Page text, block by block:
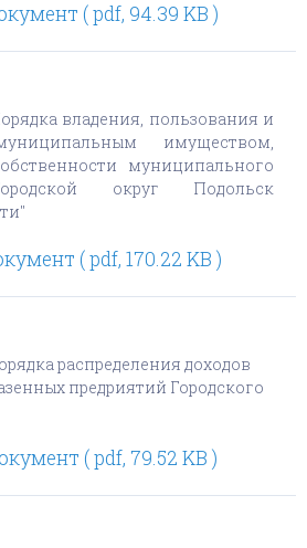
( pdf, 94.39 KB )
владения, пользования и
имуществом,
муниципального
округ Подольск
( pdf, 170.22 KB )
распределения доходов
предриятий Городского
( pdf, 79.52 KB )